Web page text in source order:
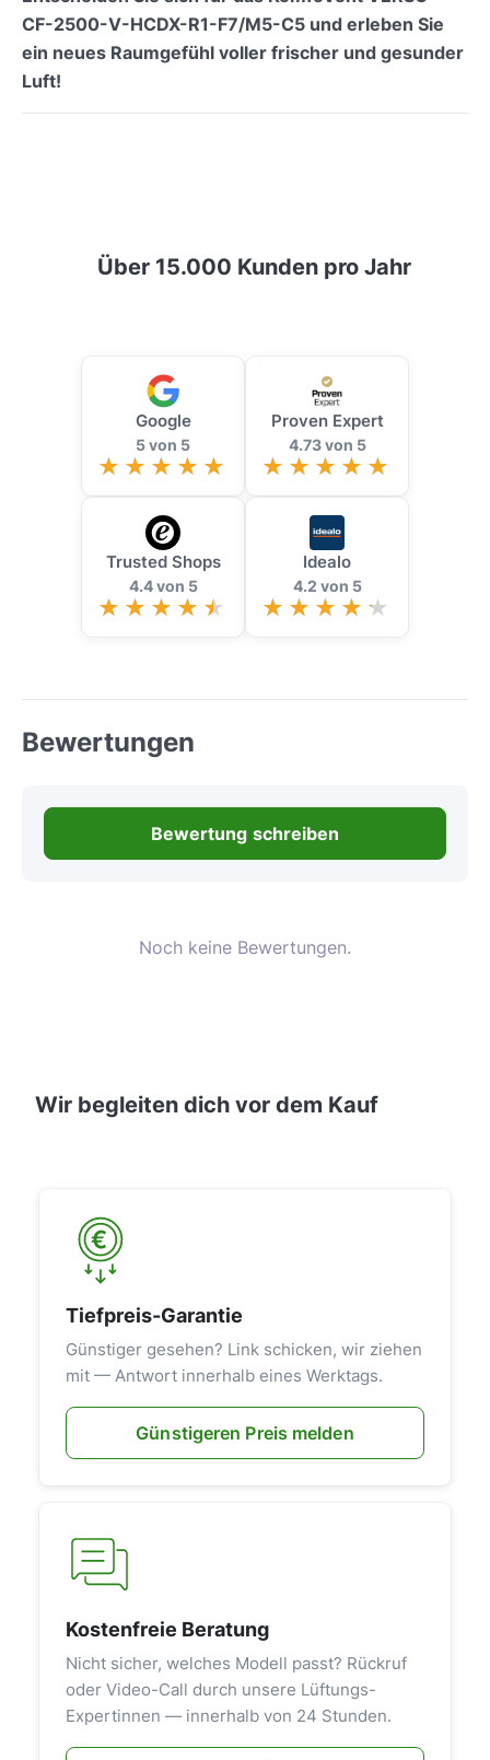
CF-2500-V-HCDX-R1-F7/M5-C5 und erleben Sie
ein neues Raumgefühl voller frischer und gesunder
Luft!
Über 15.000 Kunden pro Jahr
Google
5 von 5
Proven Expert
4.73 von 5
Trusted Shops
4.4 von 5
Idealo
4.2 von 5
Bewertungen
Bewertung schreiben
Noch keine Bewertungen.
Wir begleiten dich vor dem Kauf
Tiefpreis-Garantie
Günstiger gesehen? Link schicken, wir ziehen
mit — Antwort innerhalb eines Werktags.
Günstigeren Preis melden
Kostenfreie Beratung
Nicht sicher, welches Modell passt? Rückruf
oder Video-Call durch unsere Lüftungs-
Expertinnen — innerhalb von 24 Stunden.